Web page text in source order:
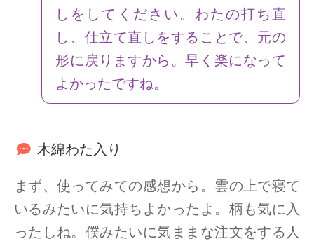
しをしてください。わたの打ち直
し、仕立て直しをすることで、元の
形に戻りますから。早く楽になって
よかったですね。
木綿わた入り
まず、使ってみての感想から。雲の上で寝て
いるみたいに気持ちよかったよ。柄も気に入
ったしね。僕みたいに気ままな注文をする人